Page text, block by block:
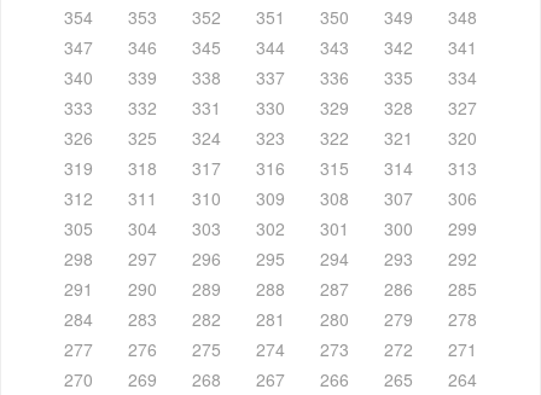
354
353 352 351 350 349
348
347
346 345 344 343 342
341
340
339 338 337 336 335
334
333
332 331 330 329 328
327
326
325 324 323 322 321
320
319
318 317 316 315 314
313
312
311 310 309 308 307
306
305
304 303 302 301 300
299
298
297 296 295 294 293
292
291
290 289 288 287 286
285
284
283 282 281 280 279
278
277
276 275 274 273 272
271
270
269 268 267 266 265
264